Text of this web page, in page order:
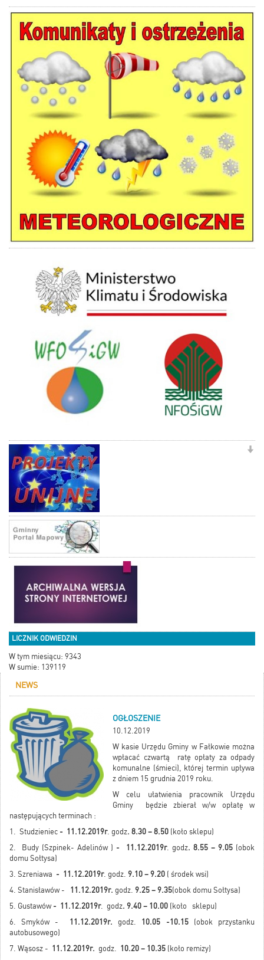
LICZNIK ODWIEDZIN
W tym miesiącu: 9343
W sumie: 139119
NEWS
OGŁOSZENIE
10.12.2019
W kasie Urzędu Gminy w Fałkowie można
wpłacać czwartą ratę opłaty za odpady
komunalne (śmieci), której termin upływa
z dniem 15 grudnia 2019 roku.
W celu ułatwienia pracownik Urzędu
Gminy będzie zbierał w/w opłatę w
następujących terminach :
1. Studzieniec - 11.12.2019r. godz. 8.30 – 8.50 (koło sklepu)
2. Budy (Szpinek- Adelinów ) - 11.12.2019r. godz. 8.55 – 9.05(obok
domu Sołtysa)
3. Szreniawa - 11.12.2019r. godz. 9.10 – 9.20 ( środek wsi)
4. Stanisławów - 11.12.2019r. godz. 9.25 – 9.35(obok domu Sołtysa)
5. Gustawów - 11.12.2019r. godz. 9.40 – 10.00 (koło sklepu)
6. Smyków -
11.12.2019r. godz. 10.05 -10.15(obok przystanku
autobusowego)
7. Wąsosz - 11.12.2019r. godz. 10.20 – 10.35 (koło remizy)